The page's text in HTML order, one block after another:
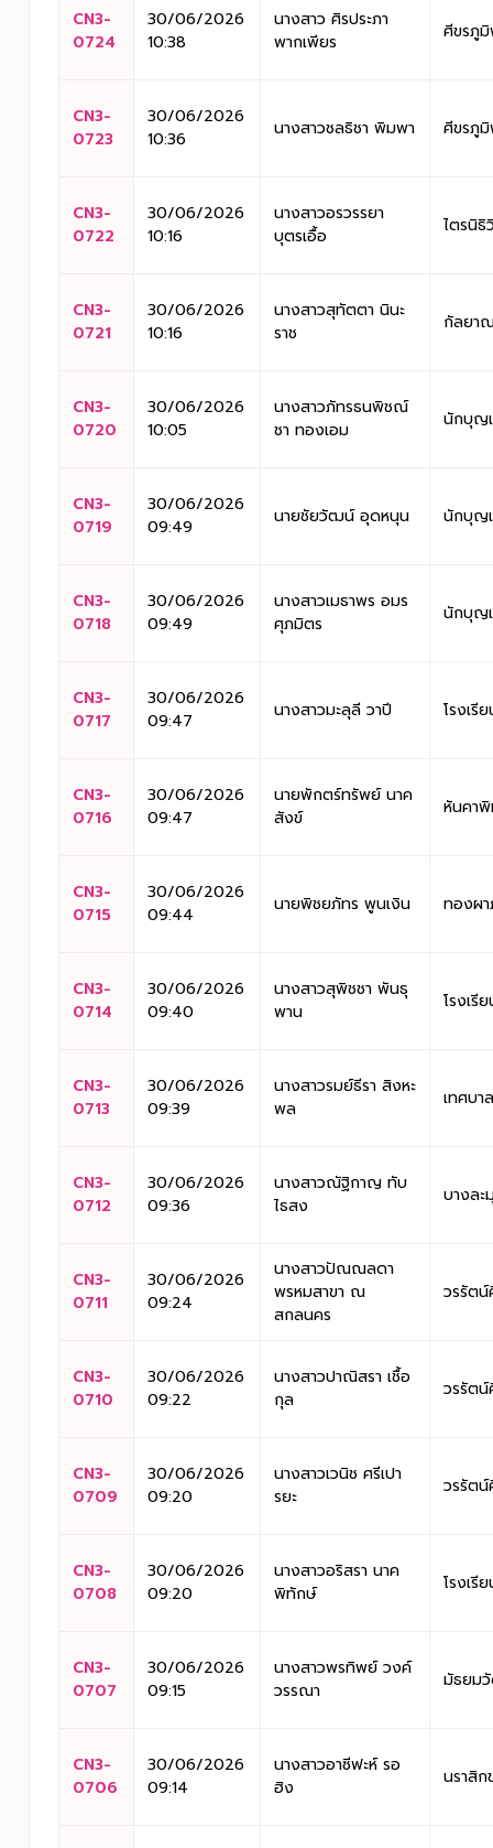
CN3-
0724
30/06/2026
10:38
นางสาว ศิรประภา
พากเพียร
ศีขรภู
CN3-
0723
30/06/2026
10:36
นางสาวชลธิชา พิมพา ศีขรภู
CN3-
0722
30/06/2026
10:16
นางสาวอรวรรยา
บุตรเอื้อ
ไตรนิธิ
CN3-
0721
30/06/2026
10:16
นางสาวสุทัตตา นินะ
ราช
กัลยา
CN3-
0720
30/06/2026
10:05
นางสาวภัทรธนพิชณ์
ชา ทองเอม
นักบุญ
CN3-
0719
30/06/2026
09:49
นายชัยวัฒน์ อุดหนุน นักบุญ
CN3-
0718
30/06/2026
09:49
นางสาวเมธาพร อมร
ศุภมิตร
นักบุญ
CN3-
0717
30/06/2026
09:47
นางสาวมะลุลี วาปี โรงเรี
CN3-
0716
30/06/2026
09:47
นายพักตร์ทรัพย์ นาค
สังข์
หันคา
CN3-
0715
30/06/2026
09:44
นายพิชยภัทร พูนเงิน ทองผ
CN3-
0714
30/06/2026
09:40
นางสาวสุพิชชา พันธุ
พาน
โรงเรี
CN3-
0713
30/06/2026
09:39
นางสาวรมย์ธีรา สิงหะ
พล
เทศบา
CN3-
0712
30/06/2026
09:36
นางสาวณัฐิกาญ ทับ
ไธสง
บางละ
CN3-
0711
30/06/2026
09:24
นางสาวปัณณลดา
พรหมสาขา ณ
สกลนคร
วรรัต
CN3-
0710
30/06/2026
09:22
นางสาวปาณิสรา เชื้อ
กุล
วรรัต
CN3-
0709
30/06/2026
09:20
นางสาวเวนิช ศรีเปา
รยะ
วรรัต
CN3-
0708
30/06/2026
09:20
นางสาวอริสรา นาค
พิทักษ์
โรงเรี
CN3-
0707
30/06/2026
09:15
นางสาวพรทิพย์ วงค์
วรรณา
มัธยม
CN3-
0706
30/06/2026
09:14
นางสาวอาซีฟะห์ รอ
ฮิง
นราสิก